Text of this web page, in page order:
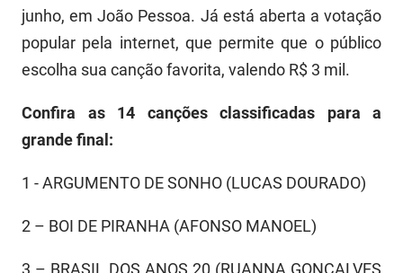
Saúde
Segurança e Defesa Social
IASS
IPHAEP
junho, em João Pessoa. Já está aberta a votação
popular pela internet, que permite que o público
escolha sua canção favorita, valendo R$ 3 mil.
Confira as 14 canções classificadas para a
grande final:
1 - ARGUMENTO DE SONHO (LUCAS DOURADO)
2 – BOI DE PIRANHA (AFONSO MANOEL)
3 – BRASIL DOS ANOS 20 (RUANNA GONÇALVES